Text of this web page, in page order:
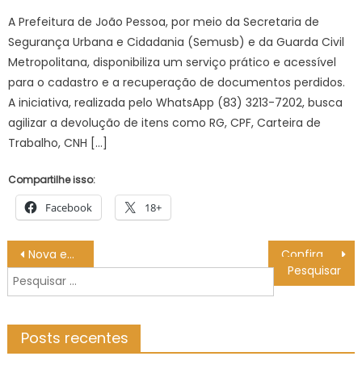
A Prefeitura de João Pessoa, por meio da Secretaria de
Segurança Urbana e Cidadania (Semusb) e da Guarda Civil
Metropolitana, disponibiliza um serviço prático e acessível
para o cadastro e a recuperação de documentos perdidos.
A iniciativa, realizada pelo WhatsApp (83) 3213-7202, busca
agilizar a devolução de itens como RG, CPF, Carteira de
Trabalho, CNH […]
Compartilhe isso:
Facebook 18+
Navegação
de
Post
Nova edição da Revista Corumbella traz o impacto social da ciência em Mato Grosso do Sul – Agência de Noticias do Governo de Mato Grosso do Sul
Pesquisar
por:
Posts recentes